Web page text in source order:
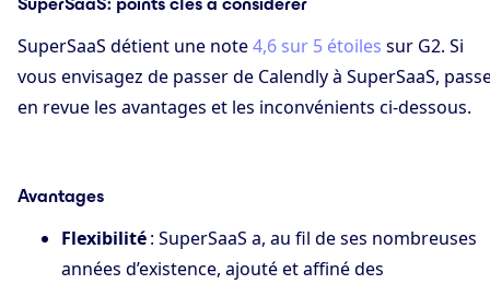
SuperSaaS détient une note4,6 sur 5 étoiles sur G2. Si
vous envisagez de passer de Calendly à SuperSaaS,
en revue les avantages et les inconvénients ci-dessous.
Avantages
Flexibilité: SuperSaaS a, au fil de ses nombreuses
années d’existence, ajouté et affiné des